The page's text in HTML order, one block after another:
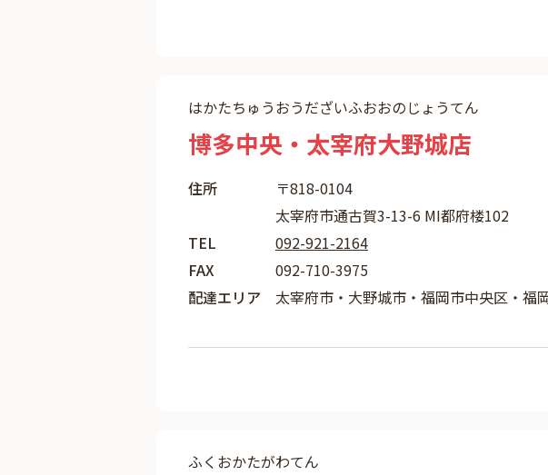
はかたちゅうおうだざいふおおのじょうてん
博多中央・太宰府大野城店
住所
〒818-0104
太宰府市通古賀3-13-6 MI都府楼102
TEL
092-921-2164
FAX
092-710-3975
配達エリア
太宰府市・大野城市・福岡市中央区・福
ふくおかたがわてん